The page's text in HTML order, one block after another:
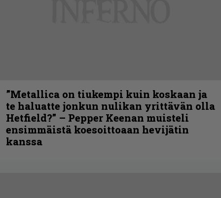
”Metallica on tiukempi kuin koskaan ja
te haluatte jonkun nulikan yrittävän olla
Hetfield?” – Pepper Keenan muisteli
ensimmäistä koesoittoaan hevijätin
kanssa